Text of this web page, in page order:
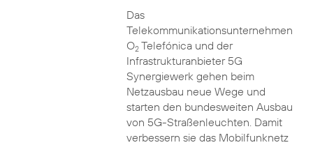
Das
Telekommunikationsunternehmen
O2Telefónica und der
Infrastrukturanbieter 5G
Synergiewerk gehen beim
Netzausbau neue Wege und
starten den bundesweiten Ausbau
von 5G-Straßenleuchten. Damit
verbessern sie das Mobilfunknetz